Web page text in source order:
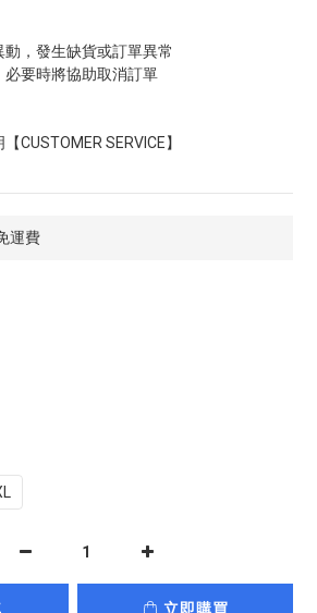
，發生缺貨或訂單異常
要時將協助取消訂單
CUSTOMER SERVICE】
運費
立即購買